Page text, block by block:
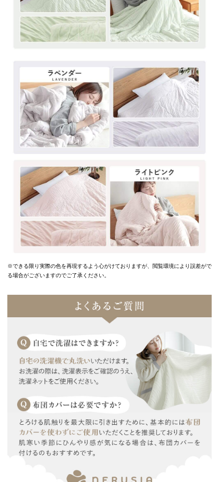
※できる限り実際の色を再現するよう心がけておりますが、 閲覧環境により誤差がで
る場合がございますのでご了承ください。